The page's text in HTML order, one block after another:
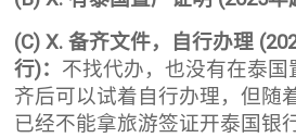
(C) X. 备齐文件，自行办理
行)： 不找代办，也没有在泰
齐后可以试着自行办理，但随
已经不能拿旅游签证开泰国银